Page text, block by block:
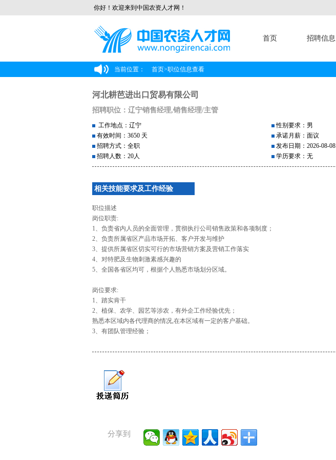
你好！欢迎来到中国农资人才网！
首页 招聘信息
当前位置： 首页>职位信息查看
河北耕芭进出口贸易有限公司
招聘职位：辽宁销售经理,销售经理/主管
工作地点：辽宁
有效时间：3650 天
招聘方式：全职
招聘人数：20人
性别要求：男
承诺月薪：面议
发布日期：2026-08-08
学历要求：无
相关技能要求及工作经验
职位描述
岗位职责:
1、负责省内人员的全面管理，贯彻执行公司销售政策和各项制度；
2、负责所属省区产品市场开拓、客户开发与维护
3、提供所属省区切实可行的市场营销方案及营销工作落实
4、对特肥及生物刺激素感兴趣的
5、全国各省区均可，根据个人熟悉市场划分区域。
岗位要求:
1、踏实肯干
2、植保、农学、园艺等涉农，有外企工作经验优先；
熟悉本区域内各代理商的情况,在本区域有一定的客户基础。
3、有团队管理经验；
分享到